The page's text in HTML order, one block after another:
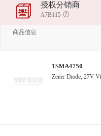
授权分销商
A7B115
商品信息
1SMA4750